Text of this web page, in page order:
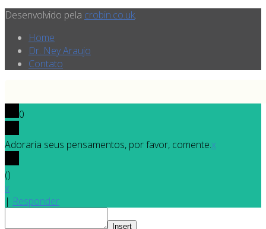
Desenvolvido pela crobin.co.uk.
Home
Dr. Ney Araujo
Contato
0
Adoraria seus pensamentos, por favor, comente.x
()
x
| Responder
Insert